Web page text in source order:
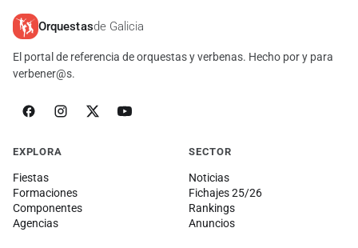
Orquestasde Galicia
El portal de referencia de orquestas y verbenas. Hecho por y para
verbener@s.
EXPLORA
Fiestas
Formaciones
Componentes
Agencias
SECTOR
Noticias
Fichajes 25/26
Rankings
Anuncios